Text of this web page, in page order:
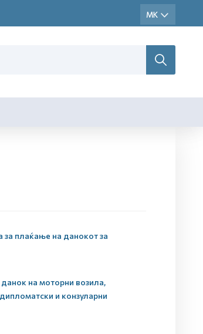
за плаќање на данокот за
на моторни возила,
и конзуларни